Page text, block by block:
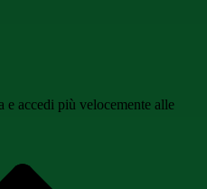
e accedi più velocemente alle